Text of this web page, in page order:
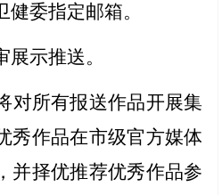
委指定邮箱。
展示推送。
对所有报送作品开展集
秀作品在市级官方媒体
并择优推荐优秀作品参